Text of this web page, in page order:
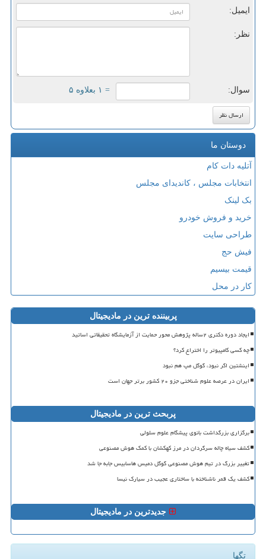
ایمیل:
نظر:
سوال: = ۱ بعلاوه ۵
دوستان ما
آتلیه دات کام
انتخابات مجلس ، کاندیدای مجلس
بک لینک
خرید و فروش خودرو
طراحی سایت
فیش حج
قیمت بیسیم
کار در محل
پربیننده ترین در مادیجیتال
ایجاد دوره دکتری ۲ساله پژوهش محور حمایت از آزمایشگاه تحقیقاتی اساتید
چه کسی کامپیوتر را اختراع کرد؟
اینشتین اگر نبود، گوگل مپ هم نبود
ایران در عرصه علوم شناختی جزو ۲۰ کشور برتر جهان است
پربحث ترین در مادیجیتال
برگزاری بزرگداشت بانوی پیشگام علوم سلولی
کشف سیاه چاله سرگردان در مرز کهکشان با کمک هوش مصنوعی
تغییر بزرگ در تیم هوش مصنوعی گوگل دمیس هاسابیس جابه جا شد
کشف یک قمر ناشناخته با ساختاری عجیب در سیارک نیسا
جدیدترین در مادیجیتال
تگها